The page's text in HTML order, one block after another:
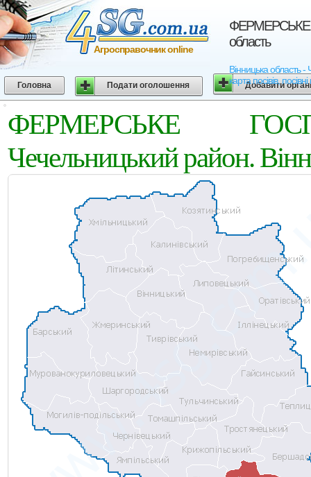
ФЕРМЕРСЬКЕ
область
Вінницька
карта посівів,
Агросправочник online
Головна Подати оголошення Добавити
ФЕРМЕРСЬКЕ
Чечельницький район.